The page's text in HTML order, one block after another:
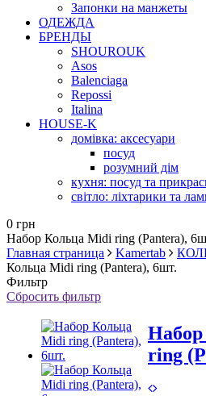
Запонки на манжеты
ОДЕЖДА
БРЕНДЫ
SHOUROUK
Asos
Balenciaga
Repossi
Italina
HOUSE-K
домівка: аксесуари
посуд
розумний дім
кухня: посуд та
світло: ліхтарики та
0 грн
Набор Кольца Midi ring (Pantera),
Главная страница
Kamertab
Кольца Midi ring (Pantera), 6шт.
Фильтр
Сбросить фильтр
ring